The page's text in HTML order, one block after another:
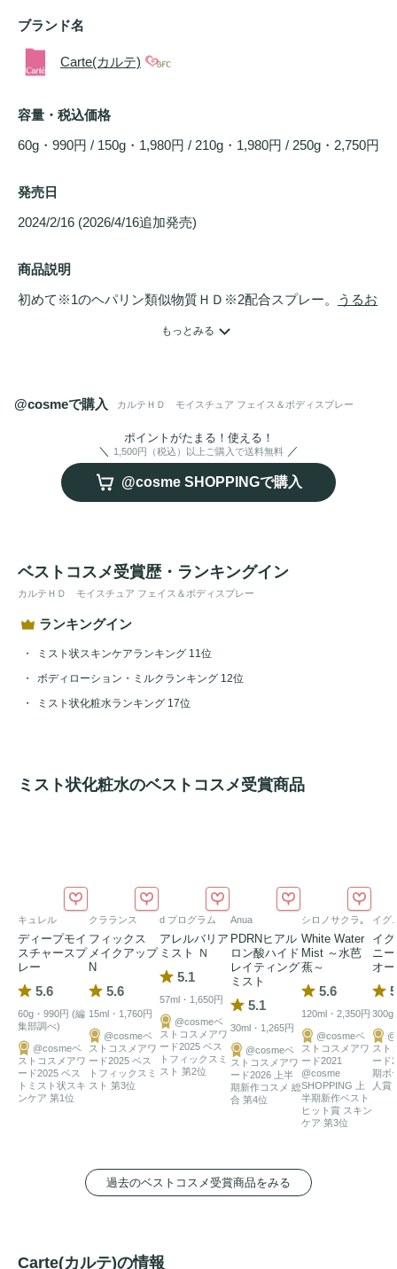
ブランド名
Carte(カルテ)
容量・税込価格
60g・990円 / 150g・1,980円 / 210g・1,980円 / 250g・2,750円
発売日
2024/2/16 (2026/4/16追加発売)
商品説明
初めて※1のヘパリン類似物質ＨＤ※2配合スプレー。
うるお
す。
※1コーセーグループ商品として
※2保水有効成分ヘパリン類似物質のこと
もっとみる
@cosmeで購入 カルテＨＤ モイスチュア フェイス＆ボディスプレー
ポイントがたまる！使える！
1,500円（税込）以上ご購入で送料無料
@cosme SHOPPINGで購入
ベストコスメ受賞歴・ランキングイン
カルテＨＤ モイスチュア フェイス＆ボディスプレー
ランキングイン
ミスト状スキンケアランキング 11位
ボディローション・ミルクランキング 12位
ミスト状化粧水ランキング 17位
ミスト状化粧水のベストコスメ受賞商品
キュレル
ディープモイ
スチャースプ
レー
5.6
60g・990円 (編
集部調べ)
@cosmeベ
ストコスメアワ
ード2025 ベス
トミスト状スキ
ンケア 第1位
クラランス
フィックス
メイクアップ
N
5.6
15ml・1,760円
@cosmeベ
ストコスメアワ
ード2025 ベス
トフィックスミ
スト 第3位
d プログラム
アレルバリア
ミスト Ｎ
5.1
57ml・1,650円
@cosmeベ
ストコスメアワ
ード2025 ベス
トフィックスミ
スト 第2位
Anua
PDRNヒアル
ロン酸ハイド
レイティング
ミスト
5.1
30ml・1,265円
@cosmeベ
ストコスメアワ
ード2026 上半
期新作コスメ 総
合 第4位
シロノサクラ｡
White Water
Mist ～水芭
蕉～
5.6
120ml・2,350円
@cosmeベ
ストコスメアワ
ード2021
@cosme
SHOPPING 上
半期新作ベスト
ヒット賞 スキン
ケア 第3位
イグ
イ
ニ
オ
300g
スト
ード
期ボ
人賞
過去のベストコスメ受賞商品をみる
Carte(カルテ)の情報